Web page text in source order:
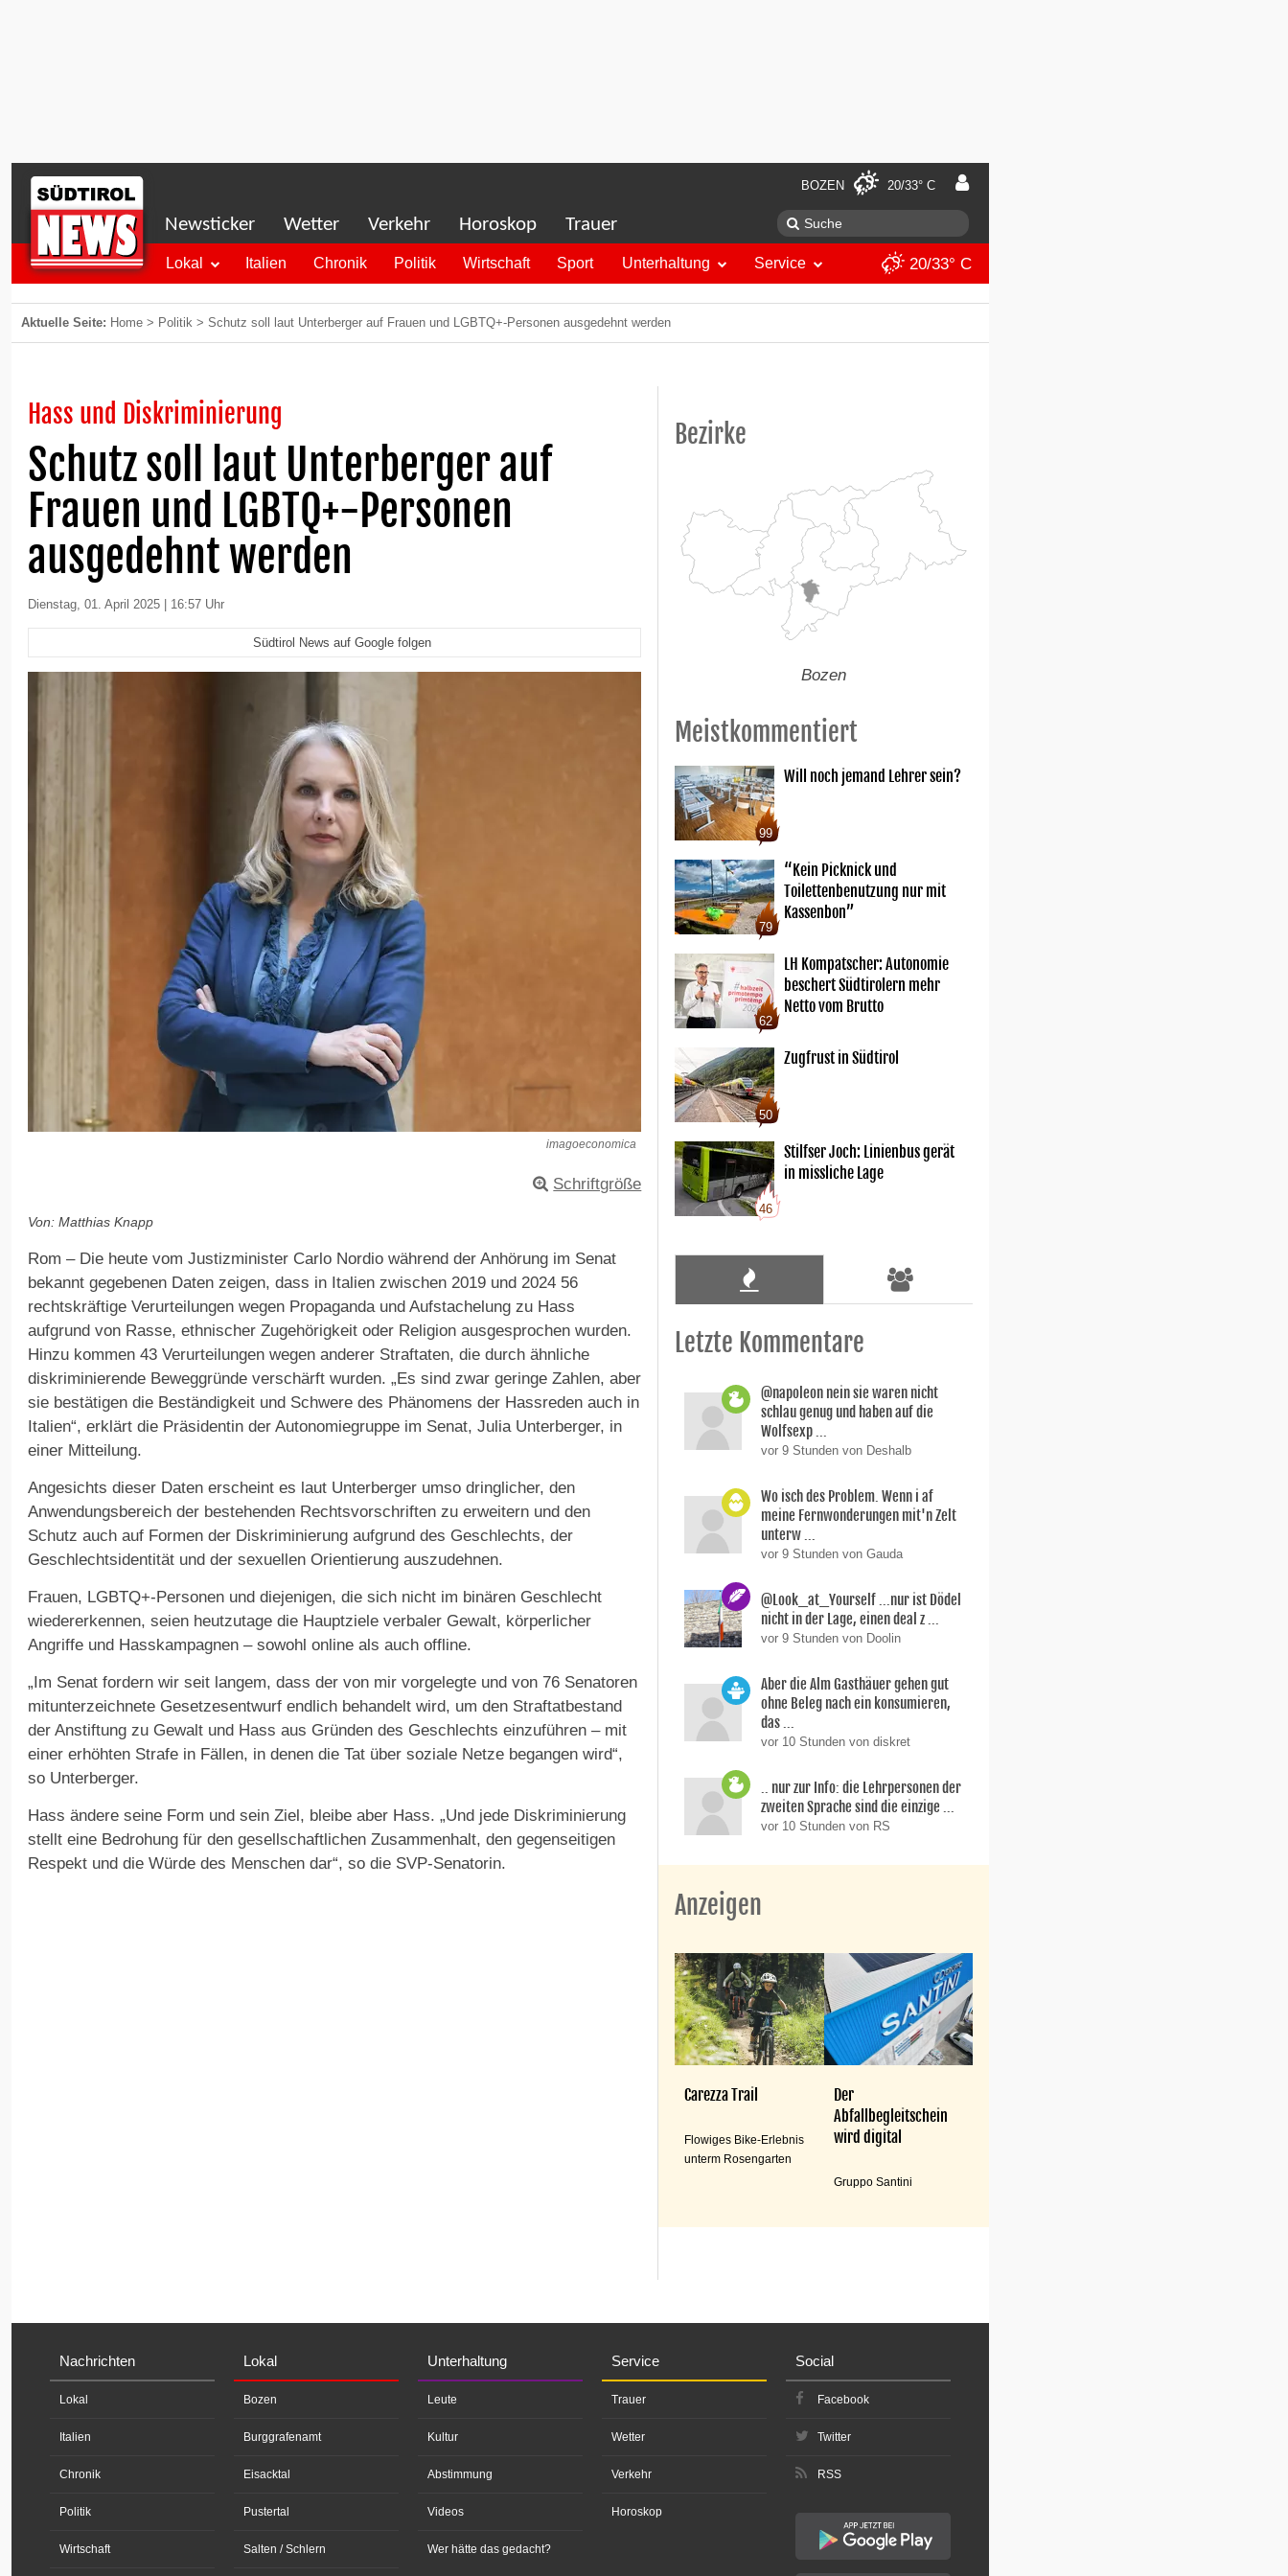
BOZEN 20/33° C
Newsticker Wetter Verkehr Horoskop Trauer
Lokal Italien Chronik Politik Wirtschaft Sport Unterhaltung Service 20/33° C
Aktuelle Seite: Home > Politik > Schutz soll laut Unterberger auf Frauen und LGBTQ+-Personen ausgedehnt werden
Hass und Diskriminierung
Schutz soll laut Unterberger auf
Frauen und LGBTQ+-Personen
ausgedehnt werden
Dienstag, 01. April 2025 | 16:57 Uhr
Südtirol News auf Google folgen
imagoeconomica
Schriftgröße
Von: Matthias Knapp
Rom – Die heute vom Justizminister Carlo Nordio während der Anhörung im Senat
bekannt gegebenen Daten zeigen, dass in Italien zwischen 2019 und 2024 56
rechtskräftige Verurteilungen wegen Propaganda und Aufstachelung zu Hass
aufgrund von Rasse, ethnischer Zugehörigkeit oder Religion ausgesprochen wurden.
Hinzu kommen 43 Verurteilungen wegen anderer Straftaten, die durch ähnliche
diskriminierende Beweggründe verschärft wurden. „Es sind zwar geringe Zahlen, aber
sie bestätigen die Beständigkeit und Schwere des Phänomens der Hassreden auch in
Italien“, erklärt die Präsidentin der Autonomiegruppe im Senat, Julia Unterberger, in
einer Mitteilung.
Angesichts dieser Daten erscheint es laut Unterberger umso dringlicher, den
Anwendungsbereich der bestehenden Rechtsvorschriften zu erweitern und den
Schutz auch auf Formen der Diskriminierung aufgrund des Geschlechts, der
Geschlechtsidentität und der sexuellen Orientierung auszudehnen.
Frauen, LGBTQ+-Personen und diejenigen, die sich nicht im binären Geschlecht
wiedererkennen, seien heutzutage die Hauptziele verbaler Gewalt, körperlicher
Angriffe und Hasskampagnen – sowohl online als auch offline.
„Im Senat fordern wir seit langem, dass der von mir vorgelegte und von 76 Senatoren
mitunterzeichnete Gesetzesentwurf endlich behandelt wird, um den Straftatbestand
der Anstiftung zu Gewalt und Hass aus Gründen des Geschlechts einzuführen – mit
einer erhöhten Strafe in Fällen, in denen die Tat über soziale Netze begangen wird“,
so Unterberger.
Hass ändere seine Form und sein Ziel, bleibe aber Hass. „Und jede Diskriminierung
stellt eine Bedrohung für den gesellschaftlichen Zusammenhalt, den gegenseitigen
Respekt und die Würde des Menschen dar“, so die SVP-Senatorin.
Bezirke
Bozen
Meistkommentiert
99
Will noch jemand Lehrer sein?
79
“Kein Picknick und
Toilettenbenutzung nur mit
Kassenbon”
62
LH Kompatscher: Autonomie
beschert Südtirolern mehr
Netto vom Brutto
50
Zugfrust in Südtirol
46
Stilfser Joch: Linienbus gerät
in missliche Lage
Letzte Kommentare
@napoleon nein sie waren nicht
schlau genug und haben auf die
Wolfsexp ...
vor 9 Stunden von Deshalb
Wo isch des Problem. Wenn i af
meine Fernwonderungen mit'n Zelt
unterw ...
vor 9 Stunden von Gauda
@Look_at_Yourself ...nur ist Dödel
nicht in der Lage, einen deal z ...
vor 9 Stunden von Doolin
Aber die Alm Gasthäuer gehen gut
ohne Beleg nach ein konsumieren,
das ...
vor 10 Stunden von diskret
.. nur zur Info: die Lehrpersonen der
zweiten Sprache sind die einzige ...
vor 10 Stunden von RS
Anzeigen
Carezza Trail
Flowiges Bike-Erlebnis
unterm Rosengarten
Der
Abfallbegleitschein
wird digital
Gruppo Santini
Nachrichten
Lokal
Italien
Chronik
Politik
Wirtschaft
Lokal
Bozen
Burggrafenamt
Eisacktal
Pustertal
Salten / Schlern
Unterhaltung
Leute
Kultur
Abstimmung
Videos
Wer hätte das gedacht?
Service
Trauer
Wetter
Verkehr
Horoskop
Social
Facebook
Twitter
RSS